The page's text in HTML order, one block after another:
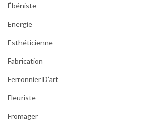
Ébéniste
Energie
Esthéticienne
Fabrication
Ferronnier D’art
Fleuriste
Fromager